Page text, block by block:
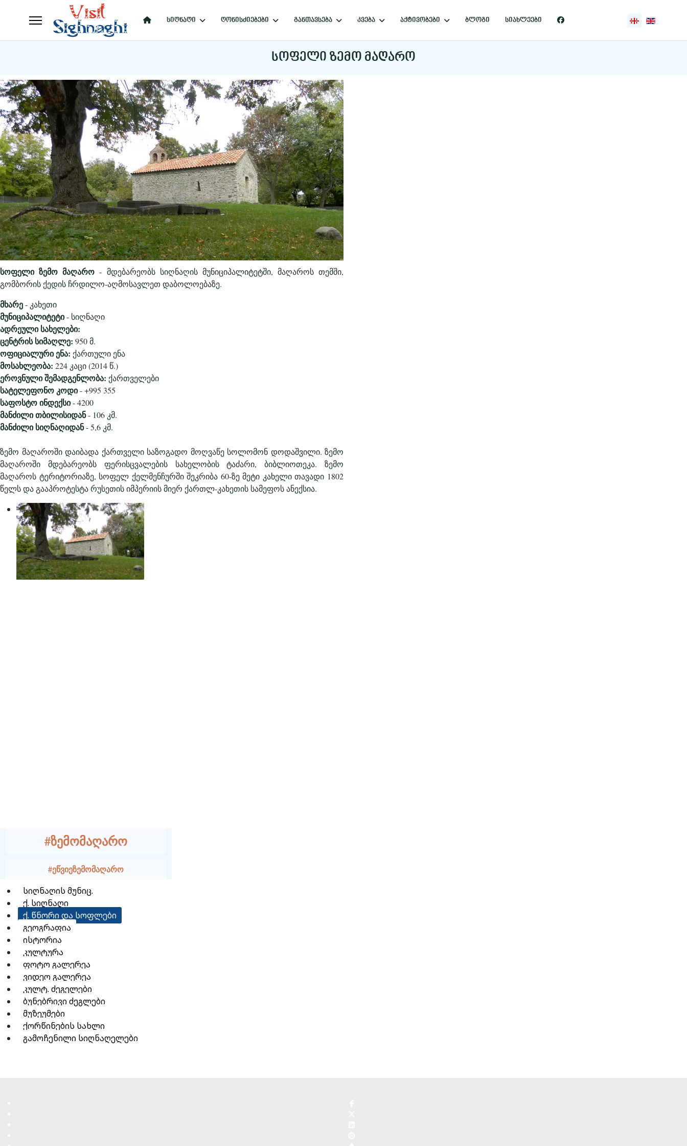
სიღნაღი ღონისძიებები განთავსება კვება აქტივობები ბლოგი სიახლეები აირჩიეთ ენა
სოფელი ზემო მაღარო
სოფელი ზემო მაღარო - მდებარეობს სიღნაღის მუნიციპალიტეტში, მაღაროს თემში,
გომბორის ქედის ჩრდილო-აღმოსავლეთ დაბოლოებაზე.
მხარე- კახეთი
მუნიციპალიტეტი- სიღნაღი
ადრეული სახელები:
ცენტრის სიმაღლე: 950 მ.
ოფიციალური ენა: ქართული ენა
მოსახლეობა: 224 კაცი (2014 წ.)
ეროვნული შემადგენლობა: ქართველები
სატელეფონო კოდი- +995 355
საფოსტო ინდექსი- 4200
მანძილი თბილისიდან- 106 კმ.
მანძილი სიღნაღიდან- 5,6 კმ.
ზემო მაღაროში დაიბადა ქართველი საზოგადო მოღვაწე სოლომონ დოდაშვილი. ზემო
მაღაროში მდებარეობს ფერისცვალების სახელობის ტაძარი, ბიბლიოთეკა. ზემო
მაღაროს ტერიტორიაზე, სოფელ ქელმენჩურში შეკრიბა 60-ზე მეტი კახელი თავადი 1802
წელს და გააპროტესტა რუსეთის იმპერიის მიერ ქართლ-კახეთის სამეფოს ანექსია.
#ზემომაღარო
#ეწვიეზემომაღარო
სიღნაღის მუნიც.
ქ. სიღნაღი
ქ. წნორი და სოფლები
გეოგრაფია
ისტორია
კულტურა
ფოტო გალერეა
ვიდეო გალერეა
კულტ. ძეგელები
ბუნებრივი ძეგლები
მუზეუმები
ქორწინების სახლი
გამოჩენილი სიღნაღელები